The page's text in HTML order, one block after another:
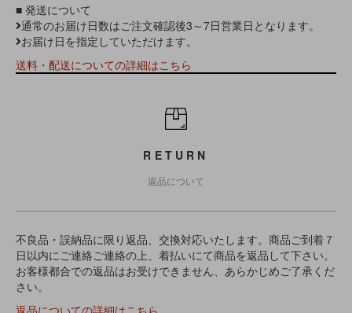
■ 発送について
通常のお届け日数はご注文確認後3～7日営業日となります。
お届け日を指定していただけます。
送料・配送についての詳細はこちら
RETURN
返品について
不良品・誤納品に限り返品、交換対応いたします。商品ご到着７
日以内にご連絡ご連絡の上、着払いにて商品を返品して下さい。
お客様都合での返品はお受けできません、あらかじめご了承くだ
さい。